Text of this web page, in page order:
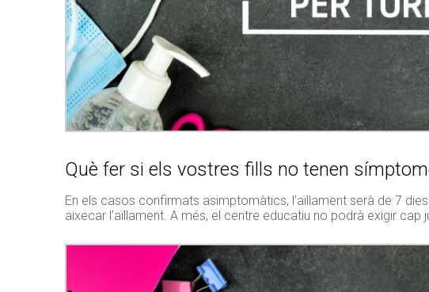
Què fer si els vostres fills no tenen
En els casos confirmats asimptomàtics, l’aïllament serà de 7
aixecar l’aïllament. A més, el centre educatiu no podrà exigir